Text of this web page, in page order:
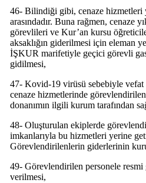
46- Bilindiği gibi, cenaze hizmetleri
arasındadır. Buna rağmen, cenaze
görevlileri ve Kur’an kursu
aksaklığın giderilmesi için eleman
İŞKUR marifetiyle geçici görevli
gidilmesi,
47- Kovid-19 virüsü sebebiyle vefat
cenaze hizmetlerinde
donanımın ilgili kurum tarafından
48- Oluşturulan ekiplerde
imkanlarıyla bu hizmetleri yerine
Görevlendirilenlerin giderlerinin
49- Görevlendirilen personele resmi
verilmesi,